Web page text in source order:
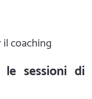
coaching
le sessioni di